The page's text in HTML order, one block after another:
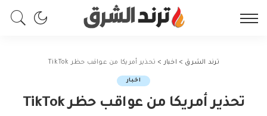
ترند الشرق > اخبار > تحذير أمريكا من عواقب حظر TikTok
اخبار
تحذير أمريكا من عواقب حظر TikTok